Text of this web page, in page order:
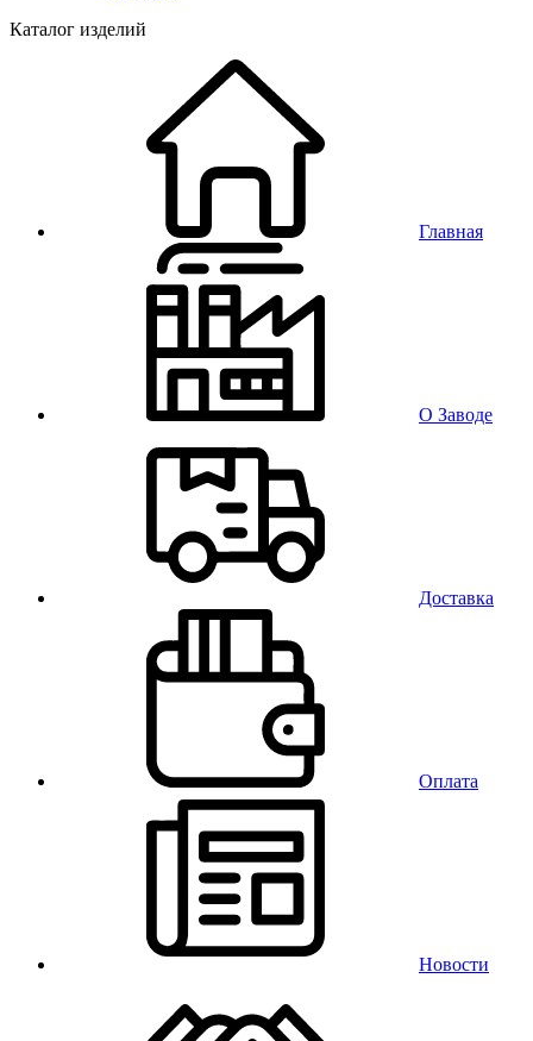
Каталог изделий
Главная
О Заводе
Доставка
Оплата
Новости